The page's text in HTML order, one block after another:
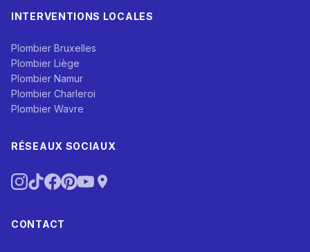
INTERVENTIONS LOCALES
Plombier Bruxelles
Plombier Liège
Plombier Namur
Plombier Charleroi
Plombier Wavre
RÉSEAUX SOCIAUX
CONTACT